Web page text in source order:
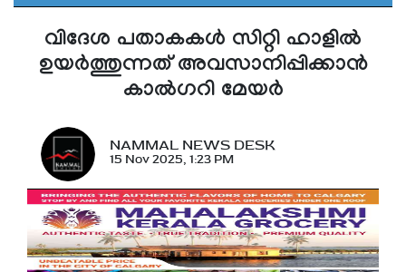
വിദേശ പതാകകൾ സിറ്റി ഹാളിൽ
ഉയർത്തുന്നത് അവസാനിപ്പിക്കാൻ
കാൽഗറി മേയർ
NAMMAL NEWS DESK
15 Nov 2025, 1:23 PM